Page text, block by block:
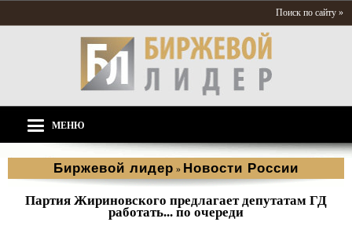
Поиск по сайту »
МЕНЮ
Биржевой лидер » Новости России
Партия Жириновского предлагает депутатам ГД
работать... по очереди